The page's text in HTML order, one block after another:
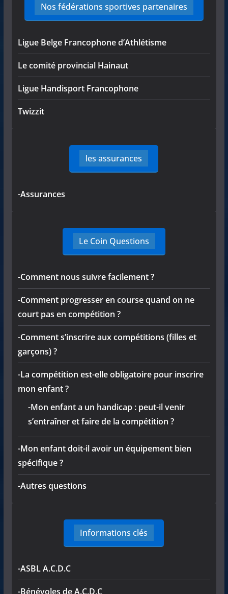
Nos fédérations sportives partenaires
Ligue Belge Francophone d’Athlétisme
Le comité provincial Hainaut
Ligue Handisport Francophone
Twizzit
les assurances
-Assurances
Le Coin Questions
-Comment nous suivre facilement ?
-Comment progresser en course quand on ne
court pas en compétition ?
-Comment s’inscrire aux compétitions (filles et
garçons) ?
-La compétition est-elle obligatoire pour inscrire
mon enfant ?
-Mon enfant a un handicap : peut-il venir
s’entraîner et faire de la compétition ?
-Mon enfant doit-il avoir un équipement bien
spécifique ?
-Autres questions
Informations clés
-ASBL A.C.D.C
-Bénévoles de A.C.D.C